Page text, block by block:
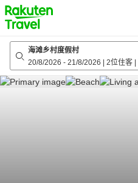
to
top
page
海滩乡村度假村
20/8/2026 - 21/8/2026 2位住客